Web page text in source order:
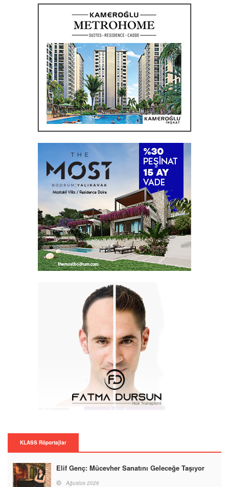
KLASS Röportajlar
Elif Genç: Mücevher Sanatını Geleceğe Taşıyor
Ağustos 2026